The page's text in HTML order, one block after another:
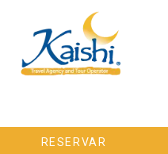
RESERVAR